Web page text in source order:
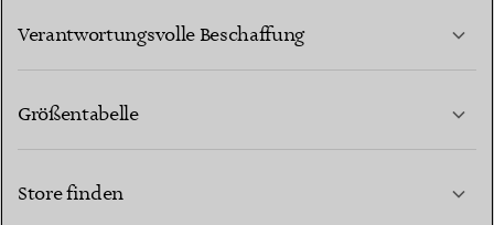
Verantwortungsvolle Beschaffung
Größentabelle
Store finden